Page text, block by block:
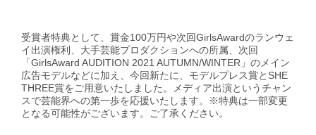
受賞者特典として、賞金100万円や次回GirlsAwardのランウェ
イ出演権利、大手芸能プロダクションへの所属、次回
「GirlsAward AUDITION 2021 AUTUMN/WINTER」のメイン
広告モデルなどに加え、今回新たに、モデルプレス賞とSHE
THREE賞をご用意いたしました。メディア出演というチャン
スで芸能界への第一歩を応援いたします。※特典は一部変更
となる可能性がございます。ご了承ください。